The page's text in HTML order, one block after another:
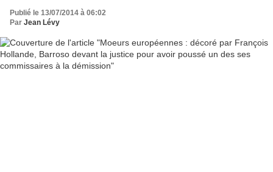
Publié le 13/07/2014 à 06:02
Par Jean Lévy